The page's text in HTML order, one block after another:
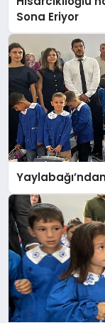
DÜNYA
SPOR
MAGAZIN
SAĞLIK
TEKNOLOJI
Sona Eriyor